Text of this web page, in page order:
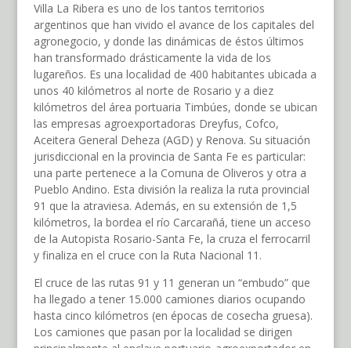
Villa La Ribera es uno de los tantos territorios
argentinos que han vivido el avance de los capitales del
agronegocio, y donde las dinámicas de éstos últimos
han transformado drásticamente la vida de los
lugareños. Es una localidad de 400 habitantes ubicada a
unos 40 kilómetros al norte de Rosario y a diez
kilómetros del área portuaria Timbúes, donde se ubican
las empresas agroexportadoras Dreyfus, Cofco,
Aceitera General Deheza (AGD) y Renova. Su situación
jurisdiccional en la provincia de Santa Fe es particular:
una parte pertenece a la Comuna de Oliveros y otra a
Pueblo Andino. Esta división la realiza la ruta provincial
91 que la atraviesa. Además, en su extensión de 1,5
kilómetros, la bordea el río Carcarañá, tiene un acceso
de la Autopista Rosario-Santa Fe, la cruza el ferrocarril
y finaliza en el cruce con la Ruta Nacional 11.
El cruce de las rutas 91 y 11 generan un “embudo” que
ha llegado a tener 15.000 camiones diarios ocupando
hasta cinco kilómetros (en épocas de cosecha gruesa).
Los camiones que pasan por la localidad se dirigen